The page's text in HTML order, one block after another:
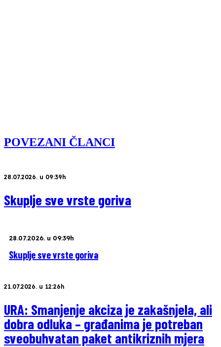
POVEZANI ČLANCI
28.07.2026. u 09:39h
Skuplje sve vrste goriva
28.07.2026. u 09:39h
Skuplje sve vrste goriva
21.07.2026. u 12:26h
URA: Smanjenje akciza je zakašnjela, ali
dobra odluka – građanima je potreban
sveobuhvatan paket antikriznih mjera